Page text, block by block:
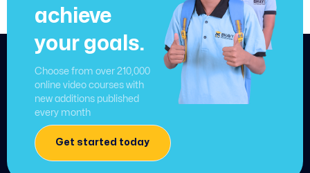
achieve
your goals.
Choose from over 210,000
online video courses with
new additions published
every month
Get started today